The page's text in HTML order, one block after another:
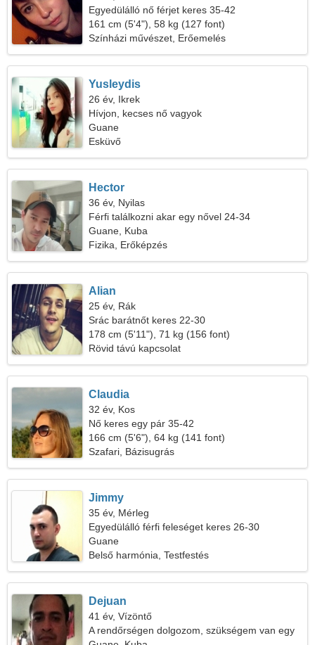
Egyedülálló nő férjet keres 35-42
161 cm (5'4"), 58 kg (127 font)
Színházi művészet, Erőemelés
Yusleydis
26 év, Ikrek
Hívjon, kecses nő vagyok
Guane
Esküvő
Hector
36 év, Nyilas
Férfi találkozni akar egy nővel 24-34
Guane, Kuba
Fizika, Erőképzés
Alian
25 év, Rák
Srác barátnőt keres 22-30
178 cm (5'11"), 71 kg (156 font)
Rövid távú kapcsolat
Claudia
32 év, Kos
Nő keres egy pár 35-42
166 cm (5'6"), 64 kg (141 font)
Szafari, Bázisugrás
Jimmy
35 év, Mérleg
Egyedülálló férfi feleséget keres 26-30
Guane
Belső harmónia, Testfestés
Dejuan
41 év, Vízöntő
A rendőrségen dolgozom, szükségem van egy